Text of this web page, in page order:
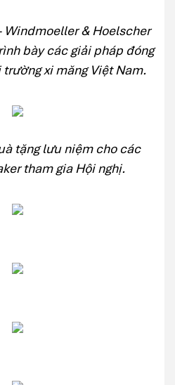
Windmoeller & Hoelscher
bàycác giải pháp đóng
xi măng Việt Nam.
tặng lưu niệm cho các
tham gia Hội nghị.